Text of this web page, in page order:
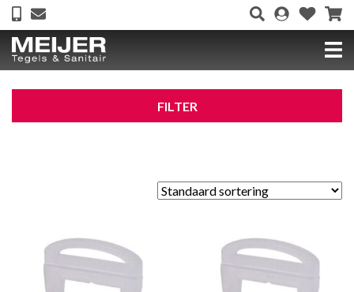
FILTER